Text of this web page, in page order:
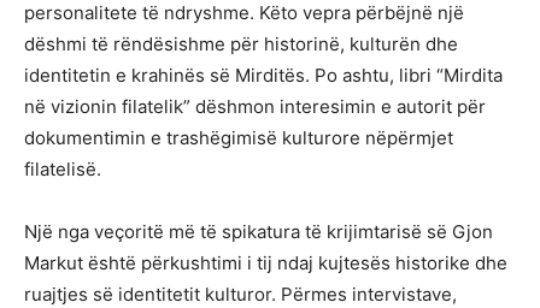
personalitete të ndryshme. Këto vepra përbëjnë një
dëshmi të rëndësishme për historinë, kulturën dhe
identitetin e krahinës së Mirditës. Po ashtu, libri “Mirdita
në vizionin filatelik” dëshmon interesimin e autorit për
dokumentimin e trashëgimisë kulturore nëpërmjet
filatelisë.
Një nga veçoritë më të spikatura të krijimtarisë së Gjon
Markut është përkushtimi i tij ndaj kujtesës historike dhe
ruajtjes së identitetit kulturor. Përmes intervistave,